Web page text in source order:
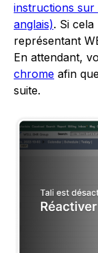
instructions sur
anglais). Si
représentant
En attendant,
chrome afin
suite.